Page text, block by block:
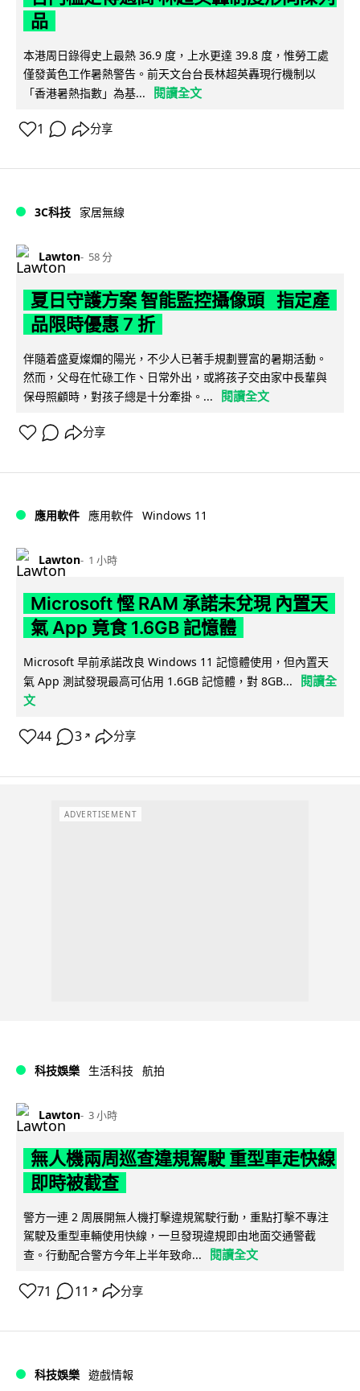
品
本港周日錄得史上最熱 36.9 度，上水更達 39.8 度，惟勞工處
僅發黃色工作暑熱警告。前天文台台長林超英轟現行機制以
「香港暑熱指數」為基...
閱讀全文
1 分享
3C科技 家居無線
Lawton 58 分
夏日守護方案 智能監控攝像頭 指定產
品限時優惠 7 折
伴隨着盛夏燦爛的陽光，不少人已著手規劃豐富的暑期活動。
然而，父母在忙碌工作、日常外出，或將孩子交由家中長輩與
保母照顧時，對孩子總是十分牽掛。...
閱讀全文
分享
應用軟件 應用軟件 Windows 11
Lawton 1 小時
Microsoft 慳 RAM 承諾未兌現 內置天
氣 App 竟食 1.6GB 記憶體
Microsoft 早前承諾改良 Windows 11 記憶體使用，但內置天
氣 App 測試發現最高可佔用 1.6GB 記憶體，對 8GB...
閱讀全
文
44 3 ↗ 分享
ADVERTISEMENT
科技娛樂 生活科技 航拍
Lawton 3 小時
無人機兩周巡查違規駕駛 重型車走快線
即時被截查
警方一連 2 周展開無人機打擊違規駕駛行動，重點打擊不專注
駕駛及重型車輛使用快線，一旦發現違規即由地面交通警截
查。行動配合警方今年上半年致命...
閱讀全文
71 11 ↗ 分享
科技娛樂 遊戲情報